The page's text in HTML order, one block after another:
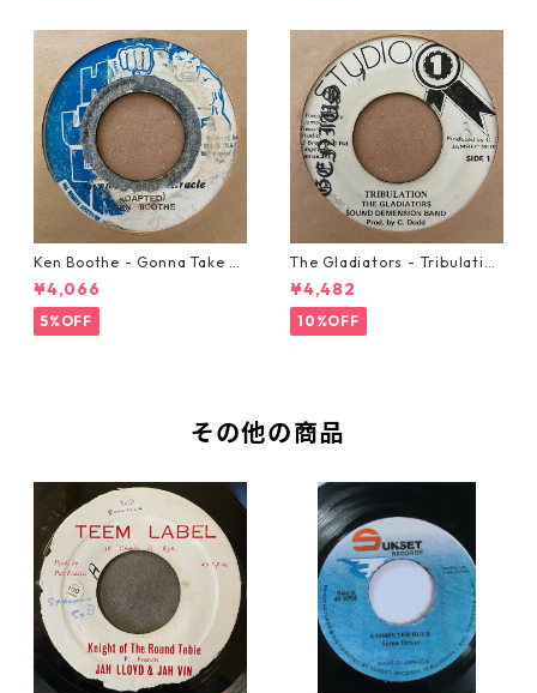
Ken Boothe - Gonna Take A
Miracle【7-21362】
¥4,066
5%OFF
The Gladiators - Tribulation
【7-21365】
¥4,482
10%OFF
その他の商品